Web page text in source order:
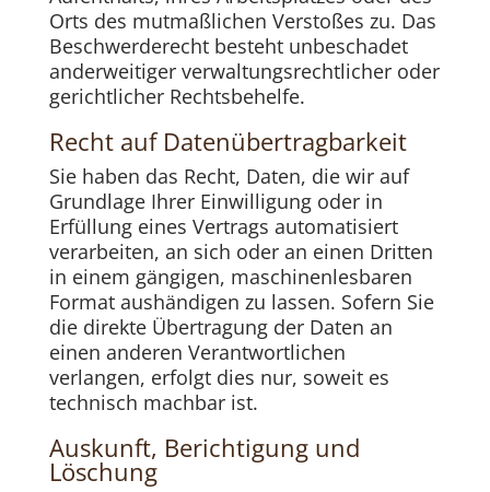
Orts des mutmaßlichen Verstoßes zu. Das
Beschwerderecht besteht unbeschadet
anderweitiger verwaltungsrechtlicher oder
gerichtlicher Rechtsbehelfe.
Recht auf Daten­übertrag­barkeit
Sie haben das Recht, Daten, die wir auf
Grundlage Ihrer Einwilligung oder in
Erfüllung eines Vertrags automatisiert
verarbeiten, an sich oder an einen Dritten
in einem gängigen, maschinenlesbaren
Format aushändigen zu lassen. Sofern Sie
die direkte Übertragung der Daten an
einen anderen Verantwortlichen
verlangen, erfolgt dies nur, soweit es
technisch machbar ist.
Auskunft, Berichtigung und
Löschung